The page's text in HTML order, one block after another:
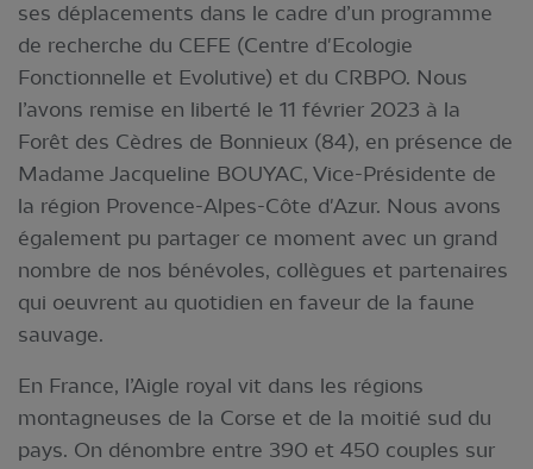
ses déplacements dans le cadre d’un programme
de recherche du CEFE (Centre d'Ecologie
Fonctionnelle et Evolutive) et du CRBPO. Nous
l’avons remise en liberté le 11 février 2023 à la
Forêt des Cèdres de Bonnieux (84), en présence de
Madame Jacqueline BOUYAC, Vice-Présidente de
la région Provence-Alpes-Côte d'Azur. Nous avons
également pu partager ce moment avec un grand
nombre de nos bénévoles, collègues et partenaires
qui oeuvrent au quotidien en faveur de la faune
sauvage.
En France, l’Aigle royal vit dans les régions
montagneuses de la Corse et de la moitié sud du
pays. On dénombre entre 390 et 450 couples sur